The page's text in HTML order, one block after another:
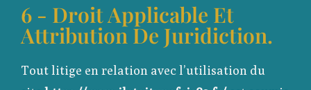
6 - Droit Applicable Et
Attribution De Juridiction.
Tout litige en relation avec l’utilisation du